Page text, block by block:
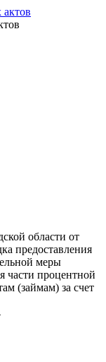
области от
предоставления
меры
части процентной
(займам) за счет